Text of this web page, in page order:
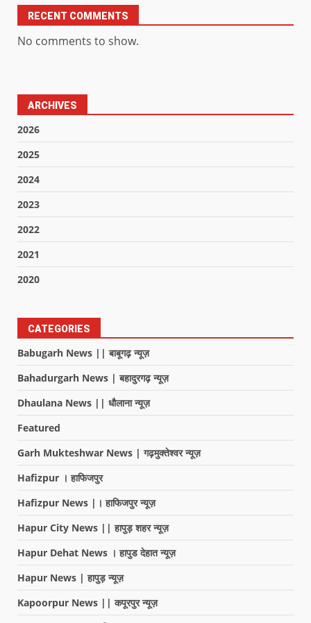
RECENT COMMENTS
No comments to show.
ARCHIVES
2026
2025
2024
2023
2022
2021
2020
CATEGORIES
Babugarh News || बाबूगढ़ न्यूज़
Bahadurgarh News | बहादुरगढ़ न्यूज़
Dhaulana News || धौलाना न्यूज़
Featured
Garh Mukteshwar News | गढ़मुक्तेश्वर न्यूज़
Hafizpur । हाफिजपुर
Hafizpur News |। हाफिजपुर न्यूज़
Hapur City News || हापुड़ शहर न्यूज़
Hapur Dehat News । हापुड देहात न्यूज़
Hapur News | हापुड़ न्यूज़
Kapoorpur News || कपूरपुर न्यूज़